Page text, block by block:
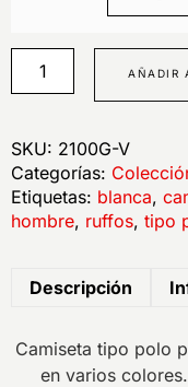
AÑADIR
SKU: 2100G-V
Categorías:
Etiquetas: blanca,
hombre, ruffos, tipo
Descripción
Camiseta tipo polo
en varios